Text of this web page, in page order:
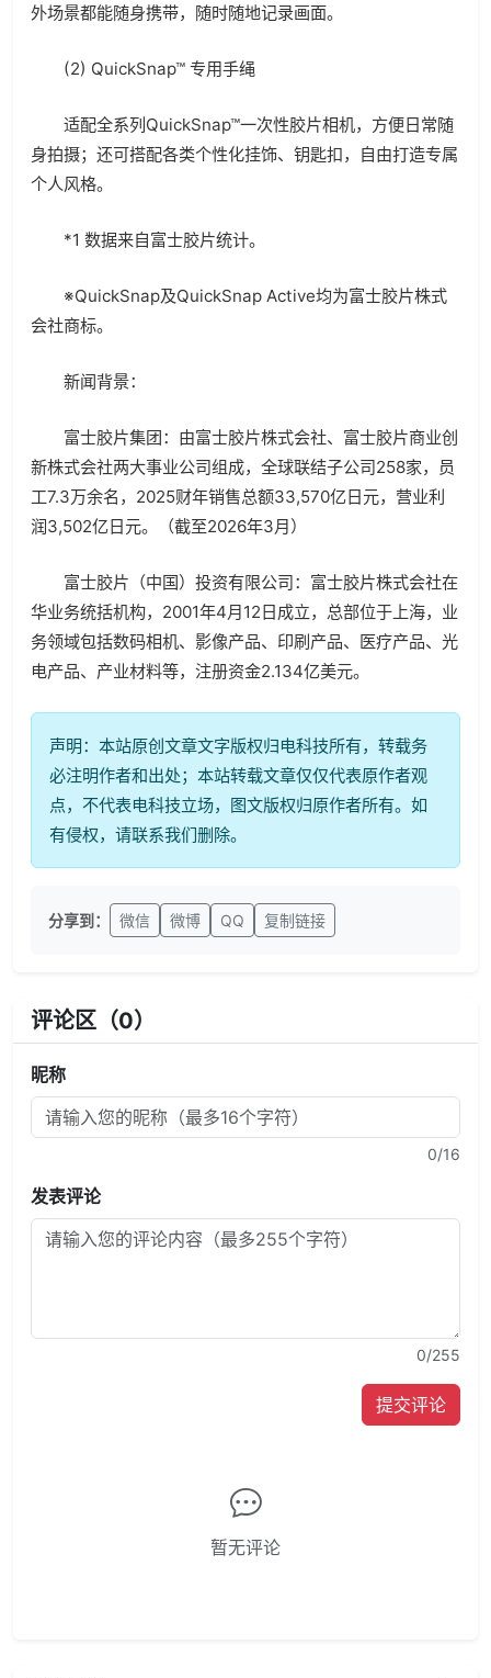
外场景都能随身携带，随时随地记录画面。
(2) QuickSnap™ 专用手绳
适配全系列QuickSnap™一次性胶片相机，方便日常随
身拍摄；还可搭配各类个性化挂饰、钥匙扣，自由打造专属
个人风格。
*1 数据来自富士胶片统计。
※QuickSnap及QuickSnap Active均为富士胶片株式
会社商标。
新闻背景：
富士胶片集团：由富士胶片株式会社、富士胶片商业创
新株式会社两大事业公司组成，全球联结子公司258家，员
工7.3万余名，2025财年销售总额33,570亿日元，营业利
润3,502亿日元。（截至2026年3月）
富士胶片（中国）投资有限公司：富士胶片株式会社在
华业务统括机构，2001年4月12日成立，总部位于上海，业
务领域包括数码相机、影像产品、印刷产品、医疗产品、光
电产品、产业材料等，注册资金2.134亿美元。
声明：本站原创文章文字版权归电科技所有，转载务
必注明作者和出处；本站转载文章仅仅代表原作者观
点，不代表电科技立场，图文版权归原作者所有。如
有侵权，请联系我们删除。
分享到： 微信 微博 QQ 复制链接
评论区（0）
昵称
0/16
发表评论
0/255
提交评论
暂无评论